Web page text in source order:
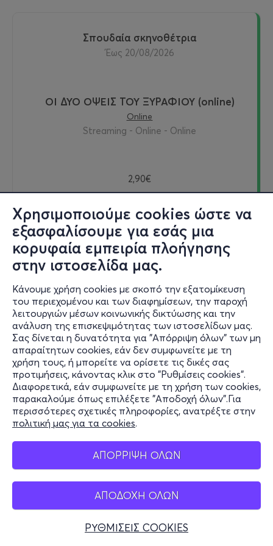
Χρησιμοποιούμε cookies ώστε να
εξασφαλίσουμε για εσάς μια
κορυφαία εμπειρία πλοήγησης
στην ιστοσελίδα μας.
Κάνουμε χρήση cookies με σκοπό την εξατομίκευση
του περιεχομένου και των διαφημίσεων, την παροχή
λειτουργιών μέσων κοινωνικής δικτύωσης και την
ανάλυση της επισκεψιμότητας των ιστοσελίδων μας.
Σας δίνεται η δυνατότητα για "Απόρριψη όλων" των μη
απαραίτητων cookies, εάν δεν συμφωνείτε με τη
χρήση τους, ή μπορείτε να ορίσετε τις δικές σας
προτιμήσεις, κάνοντας κλικ στο "Ρυθμίσεις cookies".
Διαφορετικά, εάν συμφωνείτε με τη χρήση των cookies,
παρακαλούμε όπως επιλέξετε "Αποδοχή όλων".Για
περισσότερες σχετικές πληροφορίες, ανατρέξτε στην
πολιτική μας για τα cookies.
ΑΠΟΡΡΙΨΗ ΟΛΩΝ
ΑΠΟΔΟΧΗ ΟΛΩΝ
ΡΥΘΜΙΣΕΙΣ COOKIES
σπουδαία σκηνοθέτρια
έως 20/08/2026
ΟΙ ΔΥΟ ΟΨΕΙΣ ΤΟΥ ΞΥΡΑΦΙΟΥ (online)
Online
Streaming - Online - Online
2,90€
Εισιτήρια